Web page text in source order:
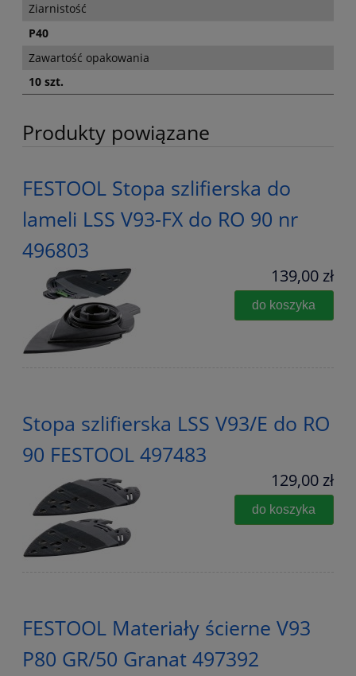
Ziarnistość
P40
Zawartość opakowania
10 szt.
Produkty powiązane
FESTOOL Stopa szlifierska do
lameli LSS V93-FX do RO 90 nr
496803
139,00 zł
do koszyka
Stopa szlifierska LSS V93/E do RO
90 FESTOOL 497483
129,00 zł
do koszyka
FESTOOL Materiały ścierne V93
P80 GR/50 Granat 497392